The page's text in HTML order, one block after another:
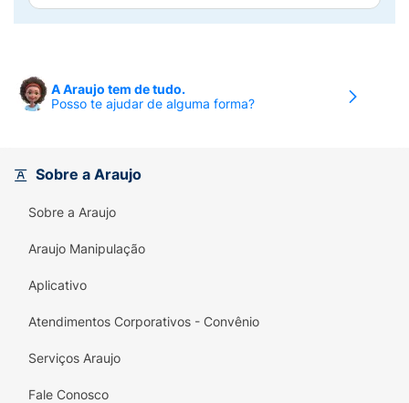
A Araujo tem de tudo.
Posso te ajudar de alguma forma?
Sobre a Araujo
Sobre a Araujo
Araujo Manipulação
Aplicativo
Atendimentos Corporativos - Convênio
Serviços Araujo
Fale Conosco